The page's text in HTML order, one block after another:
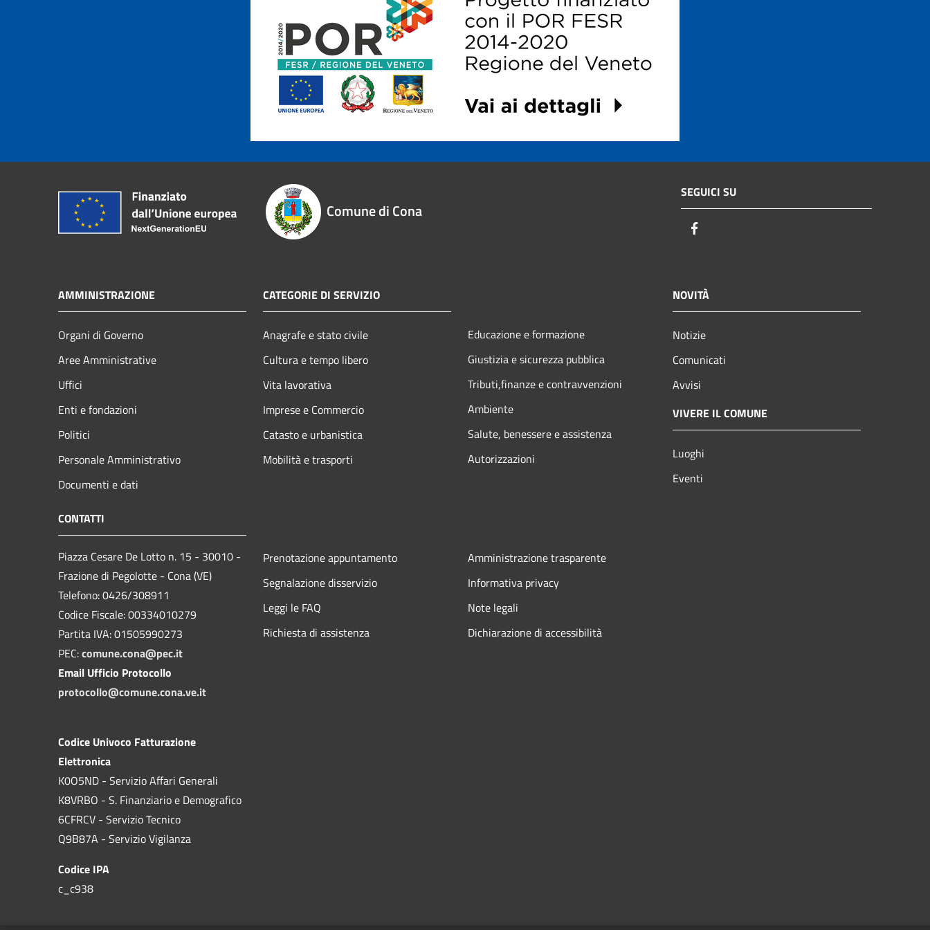
Comune di Cona
SEGUICI SU
AMMINISTRAZIONE
Organi di Governo
Aree Amministrative
Uffici
Enti e fondazioni
Politici
Personale Amministrativo
Documenti e dati
CATEGORIE DI SERVIZIO
Anagrafe e stato civile
Cultura e tempo libero
Vita lavorativa
Imprese e Commercio
Catasto e urbanistica
Mobilità e trasporti
Educazione e formazione
Giustizia e sicurezza pubblica
Tributi,finanze e contravvenzioni
Ambiente
Salute, benessere e assistenza
Autorizzazioni
NOVITÀ
Notizie
Comunicati
Avvisi
VIVERE IL COMUNE
Luoghi
Eventi
CONTATTI
Piazza Cesare De Lotto n. 15 - 30010 -
Frazione di Pegolotte - Cona (VE)
Telefono: 0426/308911
Codice Fiscale: 00334010279
Partita IVA: 01505990273
PEC:comune.cona@pec.it
Email Ufficio Protocollo
protocollo@comune.cona.ve.it
Codice Univoco Fatturazione
Elettronica
K0O5ND - Servizio Affari Generali
K8VRBO - S. Finanziario e Demografico
6CFRCV - Servizio Tecnico
Q9B87A - Servizio Vigilanza
Codice IPA
c_c938
Prenotazione appuntamento
Segnalazione disservizio
Leggi le FAQ
Richiesta di assistenza
Amministrazione trasparente
Informativa privacy
Note legali
Dichiarazione di accessibilità